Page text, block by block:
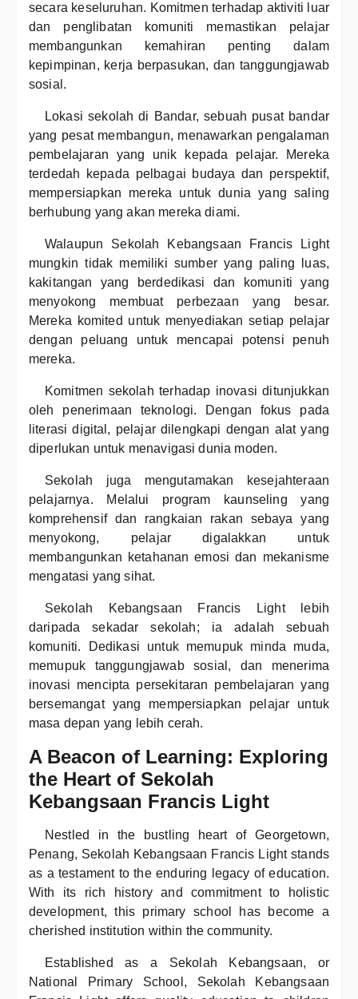
secara keseluruhan. Komitmen terhadap aktiviti luar
dan penglibatan komuniti memastikan pelajar
membangunkan kemahiran penting dalam
kepimpinan, kerja berpasukan, dan tanggungjawab
sosial.
Lokasi sekolah di Bandar, sebuah pusat bandar
yang pesat membangun, menawarkan pengalaman
pembelajaran yang unik kepada pelajar. Mereka
terdedah kepada pelbagai budaya dan perspektif,
mempersiapkan mereka untuk dunia yang saling
berhubung yang akan mereka diami.
Walaupun Sekolah Kebangsaan Francis Light
mungkin tidak memiliki sumber yang paling luas,
kakitangan yang berdedikasi dan komuniti yang
menyokong membuat perbezaan yang besar.
Mereka komited untuk menyediakan setiap pelajar
dengan peluang untuk mencapai potensi penuh
mereka.
Komitmen sekolah terhadap inovasi ditunjukkan
oleh penerimaan teknologi. Dengan fokus pada
literasi digital, pelajar dilengkapi dengan alat yang
diperlukan untuk menavigasi dunia moden.
Sekolah juga mengutamakan kesejahteraan
pelajarnya. Melalui program kaunseling yang
komprehensif dan rangkaian rakan sebaya yang
menyokong, pelajar digalakkan untuk
membangunkan ketahanan emosi dan mekanisme
mengatasi yang sihat.
Sekolah Kebangsaan Francis Light lebih
daripada sekadar sekolah; ia adalah sebuah
komuniti. Dedikasi untuk memupuk minda muda,
memupuk tanggungjawab sosial, dan menerima
inovasi mencipta persekitaran pembelajaran yang
bersemangat yang mempersiapkan pelajar untuk
masa depan yang lebih cerah.
A Beacon of Learning: Exploring
the Heart of Sekolah
Kebangsaan Francis Light
Nestled in the bustling heart of Georgetown,
Penang, Sekolah Kebangsaan Francis Light stands
as a testament to the enduring legacy of education.
With its rich history and commitment to holistic
development, this primary school has become a
cherished institution within the community.
Established as a Sekolah Kebangsaan, or
National Primary School, Sekolah Kebangsaan